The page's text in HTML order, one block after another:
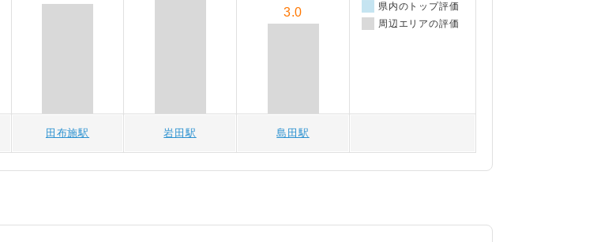
田布施駅 岩田駅 島田駅
3.0
県内のトップ評価
周辺エリアの評価